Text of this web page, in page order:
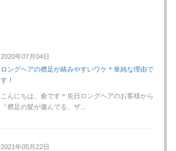
2020年07月04日
ロングヘアの襟足が絡みやすいワケ＊単純な理由で
す！
こんにちは、倉です＊先日ロングヘアのお客様から
『襟足の髪が傷んでる、ザ...
2021年05月22日